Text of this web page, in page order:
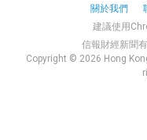
關於我們
建議使用
信報財經新聞
Copyright © 2026 Hong